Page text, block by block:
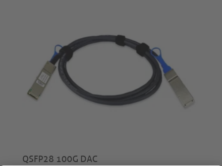
QSFP28 100G DAC